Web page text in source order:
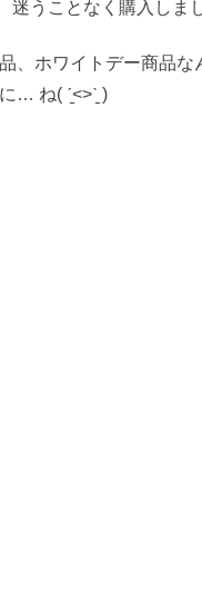
迷うことなく購入しま
、ホワイトデー商品な
… ね( ˊ̱˂˃ˋ̱ )